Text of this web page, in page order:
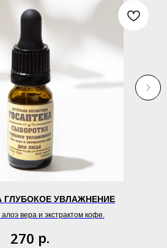
УВЛАЖНЕНИЕ
вера и экстрактом кофе.
270 р.